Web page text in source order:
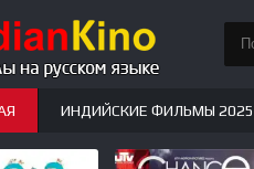
ИНДИЙСКИЕ ФИЛЬМЫ 2025
СЕРИАЛЫ НОВЫЕ